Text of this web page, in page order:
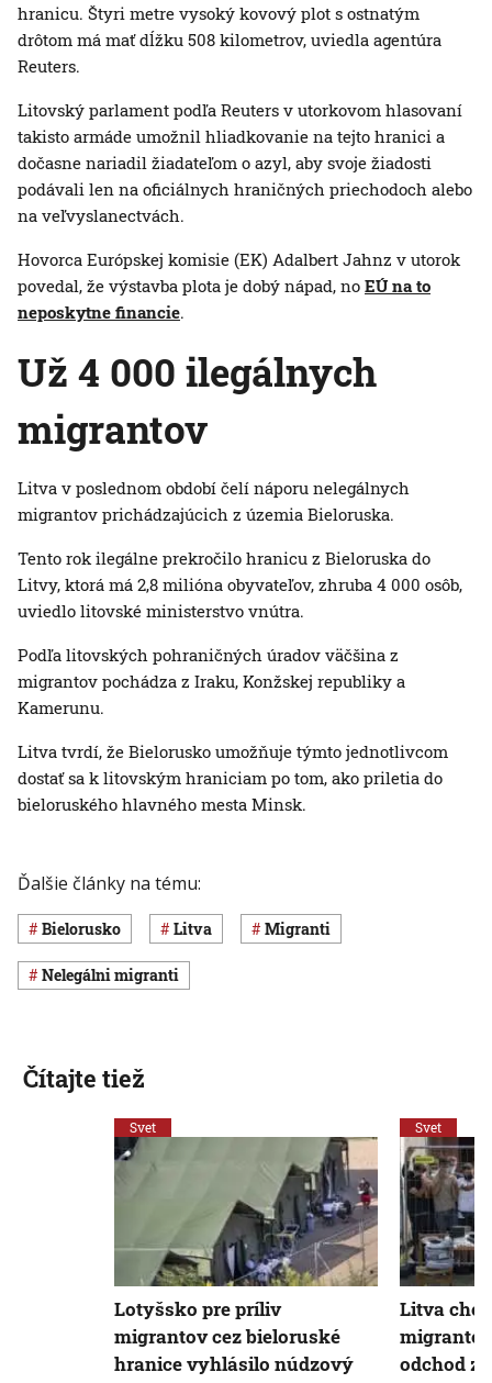
hranicu. Štyri metre vysoký kovový plot s ostnatým
drôtom má mať dĺžku 508 kilometrov, uviedla agentúra
Reuters.
Litovský parlament podľa Reuters v utorkovom hlasovaní
takisto armáde umožnil hliadkovanie na tejto hranici a
dočasne nariadil žiadateľom o azyl, aby svoje žiadosti
podávali len na oficiálnych hraničných priechodoch alebo
na veľvyslanectvách.
Hovorca Európskej komisie (EK) Adalbert Jahnz v utorok
povedal, že výstavba plota je dobý nápad, no EÚ na to
neposkytne financie.
Už 4 000 ilegálnych
migrantov
Litva v poslednom období čelí náporu nelegálnych
migrantov prichádzajúcich z územia Bieloruska.
Tento rok ilegálne prekročilo hranicu z Bieloruska do
Litvy, ktorá má 2,8 milióna obyvateľov, zhruba 4 000 osôb,
uviedlo litovské ministerstvo vnútra.
Podľa litovských pohraničných úradov väčšina z
migrantov pochádza z Iraku, Konžskej republiky a
Kamerunu.
Litva tvrdí, že Bielorusko umožňuje týmto jednotlivcom
dostať sa k litovským hraniciam po tom, ako priletia do
bieloruského hlavného mesta Minsk.
Ďalšie články na tému:
Bielorusko Litva migranti
nelegálni migranti
Čítajte tiež
Svet
Lotyšsko pre príliv
migrantov cez bieloruské
hranice vyhlásilo núdzový
Svet
Litva
odchod z